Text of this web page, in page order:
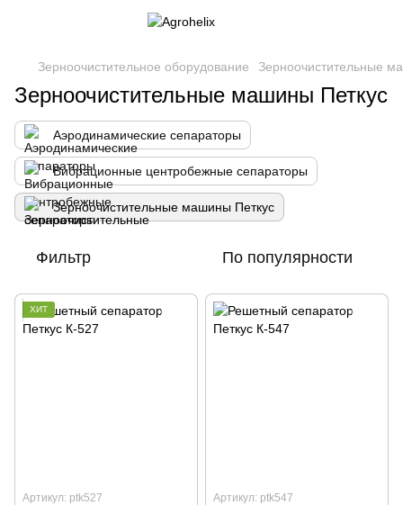
Зерноочистительное оборудование Зерноочистительные
Зерноочистительные машины Петкус
Аэродинамические сепараторы
Вибрационные центробежные сепараторы
Зерноочистительные машины Петкус
Фильтр По популярности
ХИТ
Артикул: ptk527 Артикул: ptk547